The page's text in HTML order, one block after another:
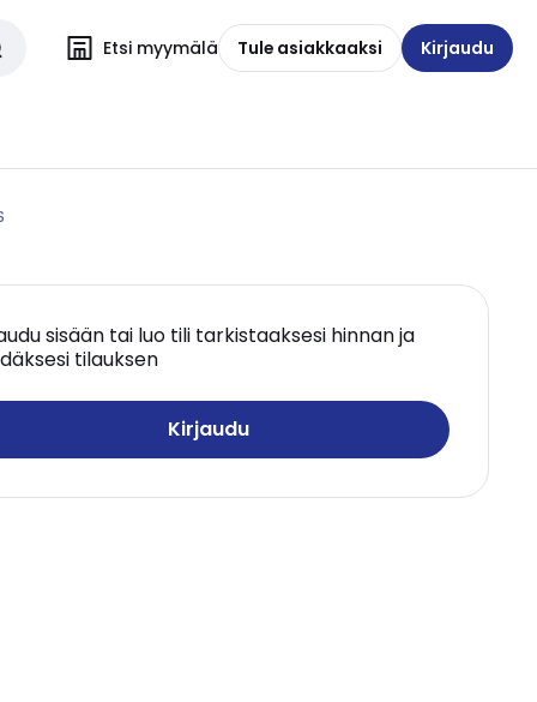
Etsi myymälä Tule asiakkaaksi Kirjaudu
sisään tai luo tili tarkistaaksesi hinnan ja
tilauksen
Kirjaudu